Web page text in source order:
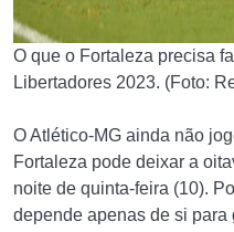
O que o Fortaleza precisa
Libertadores 2023. (Foto:
O Atlético-MG ainda não
Fortaleza pode deixar a
noite de quinta-feira (10).
depende apenas de si para